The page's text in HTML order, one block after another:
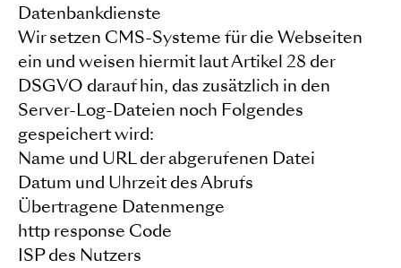
Datenbankdienste
Wir setzen CMS-Systeme für die Webseiten
ein und weisen hiermit laut Artikel 28 der
DSGVO darauf hin, das zusätzlich in den
Server-Log-Dateien noch Folgendes
gespeichert wird:
Name und URL der abgerufenen Datei
Datum und Uhrzeit des Abrufs
Übertragene Datenmenge
http response Code
ISP des Nutzers